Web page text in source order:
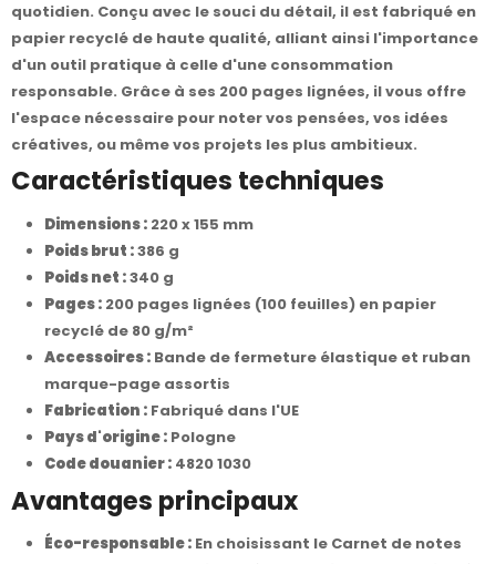
quotidien. Conçu avec le souci du détail, il est fabriqué en
papier recyclé de haute qualité, alliant ainsi l'importance
d'un outil pratique à celle d'une consommation
responsable. Grâce à ses 200 pages lignées, il vous offre
l'espace nécessaire pour noter vos pensées, vos idées
créatives, ou même vos projets les plus ambitieux.
Caractéristiques techniques
Dimensions : 220 x 155 mm
Poids brut :386 g
Poids net :340 g
Pages : 200 pages lignées (100 feuilles) en papier
recyclé de 80 g/m²
Accessoires : Bande de fermeture élastique et ruban
marque-page assortis
Fabrication : Fabriqué dans l'UE
Pays d'origine : Pologne
Code douanier : 4820 1030
Avantages principaux
Éco-responsable : En choisissant le Carnet de notes